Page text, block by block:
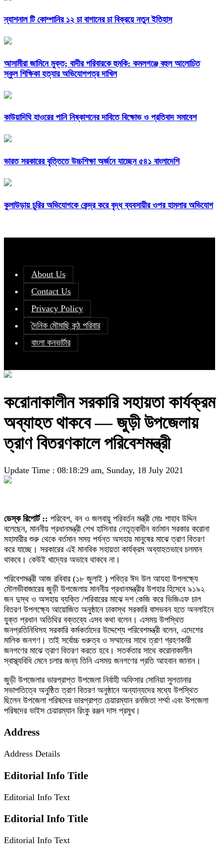
ন্যাশনাল টি কোম্পানির ১২ চা বাগানের চা বিক্রয়ে নতুন ইতিহাস
আসামীরা জামিনে মুক্ত; বাদীর পরিবারকে হুমকি: কমলগঞ্জে বহুল আলোচিত
স্কুল শিক্ষিকা হত্যার অভিযোগপত্র দাখিল
কাউয়াদিঘি হাওরের পানি নিষ্কাশনের দাবিতে বিক্ষোভ ও প্রতিবাদ সমাবেশ
ভারত সরকারের বৃত্তিতে উচ্চশিক্ষা অর্জনে যাচ্ছেন ৫৪১ বাংলাদেশি
কুলাউড়ায় চুরির অভিযোগকে কেন্দ্র করে বৃদ্ধ ব্যবসায়ীর ওপর হামলার অভিযোগ
About Us
Contact Us
Privacy Policy
দৈনিক মৌমাছি কন্ঠ পরিবার
বাংলা কনভার্টার
করোনাকালীন সরকারি সহায়তা কার্যক্রম
অব্যাহত থাকবে — জুড়ী উপজেলায়
ত্রাণ বিতরণকালে পরিবেশমন্ত্রী
Update Time : 08:18:29 am, Sunday, 18 July 2021
ডেস্ক রিপোর্ট :: পরিবেশ, বন ও জলবায়ু পরিবর্তন মন্ত্রী মোঃ শাহাব উদ্দিন
বলেছেন, মাননীয় প্রধানমন্ত্রী শেখ হাসিনার নেতৃত্বাধীন বর্তমান সরকার করোনা
মহামারীর শুরু থেকে বর্তমান সময় পর্যন্ত অসহায় মানুষের মাঝে ত্রাণ বিতরণ
করে যাচ্ছে। সরকারের এই মানবিক সহায়তা কার্যক্রম অব্যাহতভাবে চলমান
থাকবে। কেউই খাদ্যের অভাবে থাকবে না।
পরিবেশমন্ত্রী আজ রবিবার (১৮ জুলাই ) পবিত্র ঈদ উল আযহা উপলক্ষ্যে
মৌলভীবাজারের জুড়ী উপজেলায় মাননীয় প্রধানমন্ত্রীর উপহার হিসেবে ৯১৯২
জন দুস্থ ও অসহায় ব্যক্তি /পরিবারের মাঝে দশ কেজি করে ভিজিএফ চাল
বিতরণ উপলক্ষ্যে আয়োজিত অনুষ্ঠানে ঢাকাস্থ সরকারি বাসভবন হতে অনলাইনে
যুক্ত প্রধান অতিথির বক্তব্যে এসব কথা বলেন। এসময় উপস্থিত
জনপ্রতিনিধিসহ সরকারি কর্মকর্তাদের উদ্দেশ্যে পরিবেশমন্ত্রী বলেন, এদেশের
মালিক জনগণ। তাই সর্বোচ্চ গুরুত্ব ও সম্মানের সাথে ত্রাণ গ্রহণকারী
জনগণের মাঝে ত্রাণ বিতরণ করতে হবে। সতর্কতার সাথে করোনাকালীন
স্বাস্থ্যবিধি মেনে চলার জন্য তিনি এসময় জনগণের প্রতি আহবান জানান।
জুড়ী উপজেলার ভারপ্রাপ্ত উপজেলা নির্বাহী অফিসার সোনিয়া সুলতানার
সভাপতিত্বে অনুষ্ঠিত ত্রাণ বিতরণ অনুষ্ঠানে অন্যান্যদের মধ্যে উপস্থিত
ছিলেন উপজেলা পরিষদের ভারপ্রাপ্ত চেয়ারম্যান রনজিতা শর্ম্মা এবং উপজেলা
পরিষদের ভাইস চেয়ারম্যান রিংকু রঞ্জন দাস প্রমুখ।
Address
Address Details
Editorial Info Title
Editorial Info Text
Editorial Info Title
Editorial Info Text